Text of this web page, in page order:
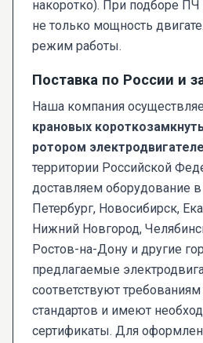
накоротко). При подборе
не только мощность
режим работы.
Поставка по России и
Наша компания
крановых
ротором
территории Российской
доставляем оборудование
Петербург, Новосибирск,
Нижний Новгород,
Ростов-на-Дону и другие
предлагаемые
соответствуют
стандартов и имеют
сертификаты. Для